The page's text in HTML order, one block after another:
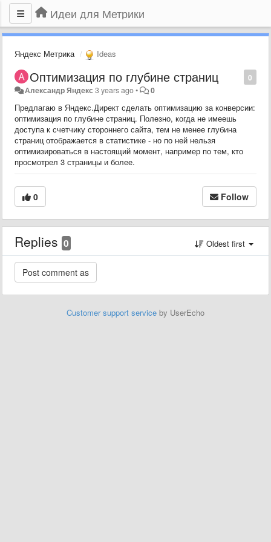
Идеи для Метрики
Яндекс Метрика Ideas
0
Оптимизация по глубине страниц
Александр Яндекс 3 years ago• 0
Предлагаю в Яндекс.Директ сделать оптимизацию за конверсии:
оптимизация по глубине страниц. Полезно, когда не имеешь
доступа к счетчику стороннего сайта, тем не менее глубина
страниц отображается в статистике - но по ней нельзя
оптимизироваться в настоящий момент, например по тем, кто
просмотрел 3 страницы и более.
0 Follow
Replies 0 Oldest first
Customer support service by UserEcho